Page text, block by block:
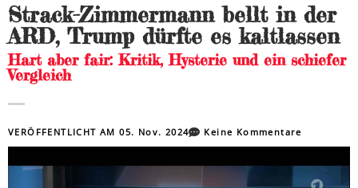
Strack-Zimmermann bellt in der
ARD, Trump dürfte es kaltlassen
Hart aber fair: Kritik, Hysterie und ein schiefer
Vergleich
VERÖFFENTLICHT AM05. Nov. 2024 Keine Kommentare